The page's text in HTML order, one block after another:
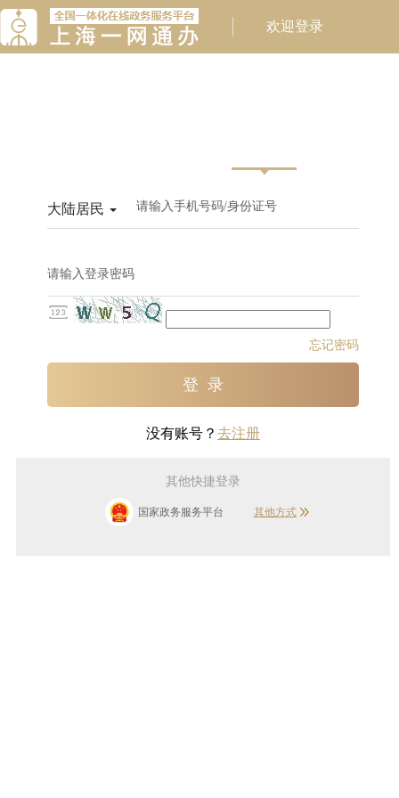
请输入手机号码/身份证号
大陆居民
请输入登录密码
忘记密码
没有账号？ 去注册
其他快捷登录
国家政务服务平台 其他方式